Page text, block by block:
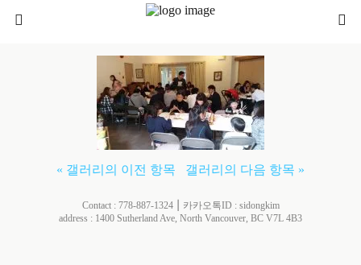
« 갤러리의 이전 항목 갤러리의 다음 항목 »
Contact : 778-887-1324 ⎮ 카카오톡ID : sidongkim
address : 1400 Sutherland Ave, North Vancouver, BC V7L 4B3